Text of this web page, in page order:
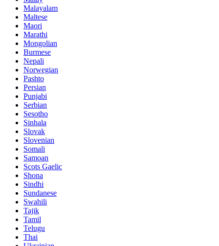
Malayalam
Maltese
Maori
Marathi
Mongolian
Burmese
Nepali
Norwegian
Pashto
Persian
Punjabi
Serbian
Sesotho
Sinhala
Slovak
Slovenian
Somali
Samoan
Scots Gaelic
Shona
Sindhi
Sundanese
Swahili
Tajik
Tamil
Telugu
Thai